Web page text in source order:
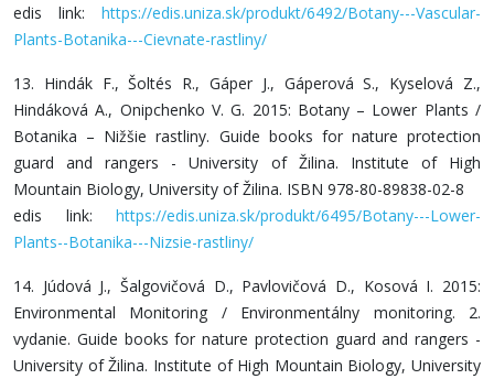
edis link: https://edis.uniza.sk/produkt/6492/Botany---Vascular-
Plants-Botanika---Cievnate-rastliny/
13. Hindák F., Šoltés R., Gáper J., Gáperová S., Kyselová Z.,
Hindáková A., Onipchenko V. G. 2015: Botany – Lower Plants /
Botanika – Nižšie rastliny. Guide books for nature protection
guard and rangers - University of Žilina. Institute of High
Mountain Biology, University of Žilina. ISBN 978-80-89838-02-8
edis link: https://edis.uniza.sk/produkt/6495/Botany---Lower-
Plants--Botanika---Nizsie-rastliny/
14. Júdová J., Šalgovičová D., Pavlovičová D., Kosová I. 2015:
Environmental Monitoring / Environmentálny monitoring. 2.
vydanie. Guide books for nature protection guard and rangers -
University of Žilina. Institute of High Mountain Biology, University